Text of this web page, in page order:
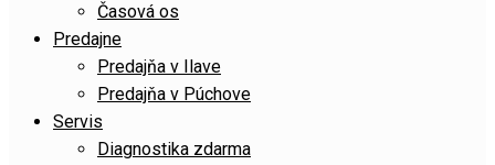
Časová os
Predajne
Predajňa v Ilave
Predajňa v Púchove
Servis
Diagnostika zdarma